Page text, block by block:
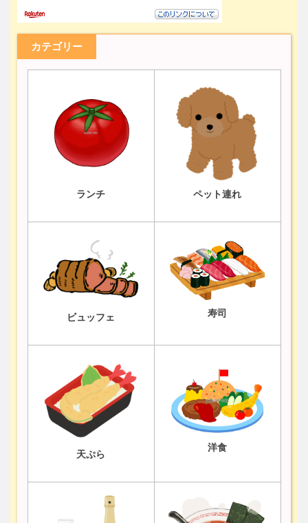
カテゴリー
ランチ ペット連れ
ビュッフェ 寿司
天ぷら
洋食